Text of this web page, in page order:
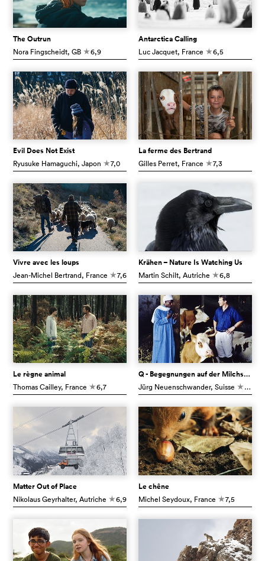
The Outrun
Nora Fingscheidt, GB c6,9
Antarctica Calling
Luc Jacquet, France c6,5
Evil Does Not Exist
Ryusuke Hamaguchi, Japon c7,0
La ferme des Bertrand
Gilles Perret, France c7,3
Vivre avec les loups
Jean-Michel Bertrand, France c7,6
Krähen – Nature Is Watching Us
Martin Schilt, Autriche c6,8
Le règne animal
Thomas Cailley, France c6,7
Q - Begegnungen auf der Milchstrasse
Jürg Neuenschwander, Suisse c7,8
Matter Out of Place
Nikolaus Geyrhalter, Autriche c6,9
Le chêne
Michel Seydoux, France c7,5